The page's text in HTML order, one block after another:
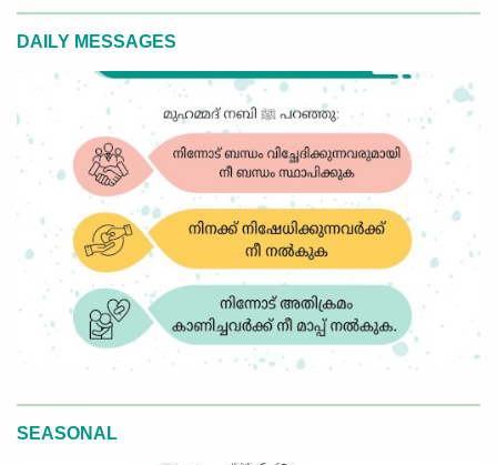
DAILY MESSAGES
SEASONAL